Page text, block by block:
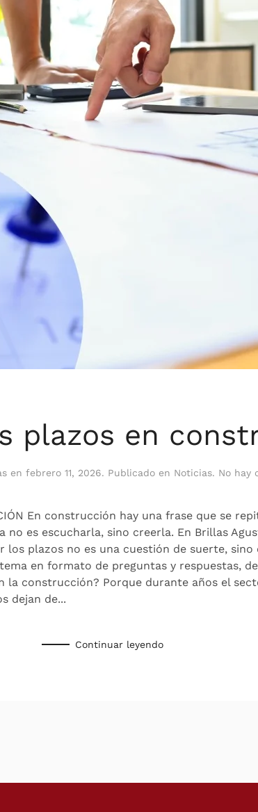
plazos en
en febrero 11, 2026. Publicado en Noticias. No hay
En construcción hay una frase que se
no es escucharla, sino creerla. En Brillas
los plazos no es una cuestión de suerte,
en formato de preguntas y respuestas,
la construcción? Porque durante años el
dejan de...
Continuar leyendo